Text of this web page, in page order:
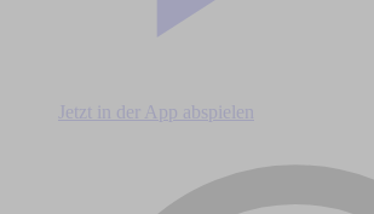
Jetzt in der App abspielen